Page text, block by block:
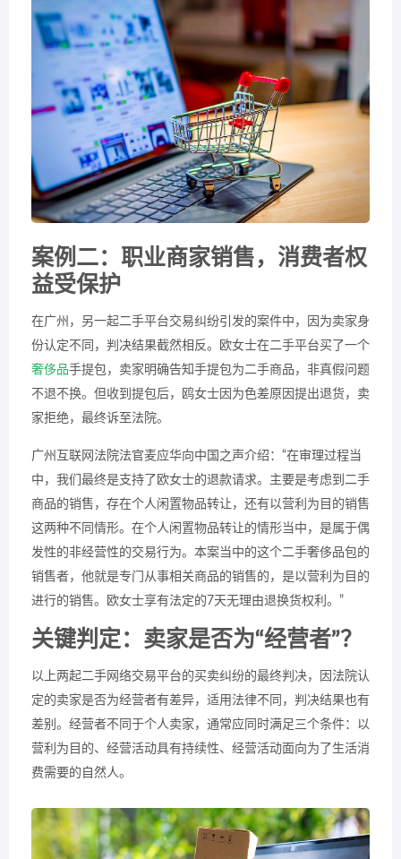
案例二：职业商家销售，消费者权
益受保护
在广州，另一起二手平台交易纠纷引发的案件中，因为卖家身
份认定不同，判决结果截然相反。欧女士在二手平台买了一个
奢侈品手提包，卖家明确告知手提包为二手商品，非真假问题
不退不换。但收到提包后，鸥女士因为色差原因提出退货，卖
家拒绝，最终诉至法院。
广州互联网法院法官麦应华向中国之声介绍：“在审理过程当
中，我们最终是支持了欧女士的退款请求。主要是考虑到二手
商品的销售，存在个人闲置物品转让，还有以营利为目的销售
这两种不同情形。在个人闲置物品转让的情形当中，是属于偶
发性的非经营性的交易行为。本案当中的这个二手奢侈品包的
销售者，他就是专门从事相关商品的销售的，是以营利为目的
进行的销售。欧女士享有法定的7天无理由退换货权利。”
关键判定：卖家是否为“经营者”？
以上两起二手网络交易平台的买卖纠纷的最终判决，因法院认
定的卖家是否为经营者有差异，适用法律不同，判决结果也有
差别。经营者不同于个人卖家，通常应同时满足三个条件：以
营利为目的、经营活动具有持续性、经营活动面向为了生活消
费需要的自然人。